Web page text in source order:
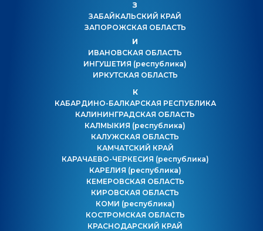
З
ЗАБАЙКАЛЬСКИЙ КРАЙ
ЗАПОРОЖСКАЯ ОБЛАСТЬ
И
ИВАНОВСКАЯ ОБЛАСТЬ
ИНГУШЕТИЯ (республика)
ИРКУТСКАЯ ОБЛАСТЬ
К
КАБАРДИНО-БАЛКАРСКАЯ РЕСПУБЛИКА
КАЛИНИНГРАДСКАЯ ОБЛАСТЬ
КАЛМЫКИЯ (республика)
КАЛУЖСКАЯ ОБЛАСТЬ
КАМЧАТСКИЙ КРАЙ
КАРАЧАЕВО-ЧЕРКЕСИЯ (республика)
КАРЕЛИЯ (республика)
КЕМЕРОВСКАЯ ОБЛАСТЬ
КИРОВСКАЯ ОБЛАСТЬ
КОМИ (республика)
КОСТРОМСКАЯ ОБЛАСТЬ
КРАСНОДАРСКИЙ КРАЙ